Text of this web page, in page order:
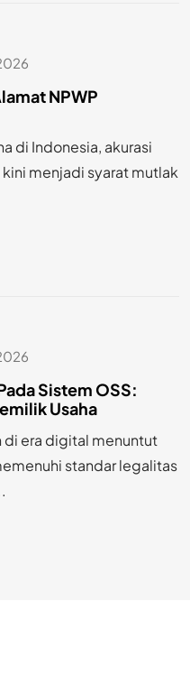
NPWP
di Indonesia, akurasi
menjadi syarat mutlak
Sistem OSS:
Usaha
di era digital menuntut
standar legalitas